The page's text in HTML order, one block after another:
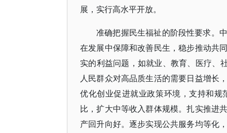
展，实行高水平开放。
准确把握民生福祉的阶段性要求。
在发展中保障和改善民生，稳步推动共
实的利益问题，如就业、教育、医疗、
人民群众对高品质生活的需要日益增长
优化创业促进就业政策环境，支持和
比，扩大中等收入群体规模。扎实推进
产回升向好。逐步实现公共服务均等化